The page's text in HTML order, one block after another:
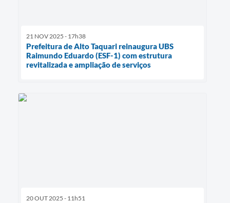
21 NOV 2025 - 17h38
Prefeitura de Alto Taquari reinaugura UBS
Raimundo Eduardo (ESF-1) com estrutura
revitalizada e ampliação de serviços
20 OUT 2025 - 11h51